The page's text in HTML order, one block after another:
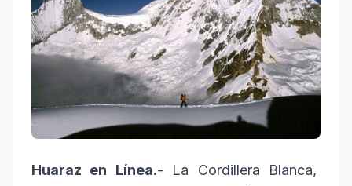
Huaraz en Línea.- La Cordillera Blanca,